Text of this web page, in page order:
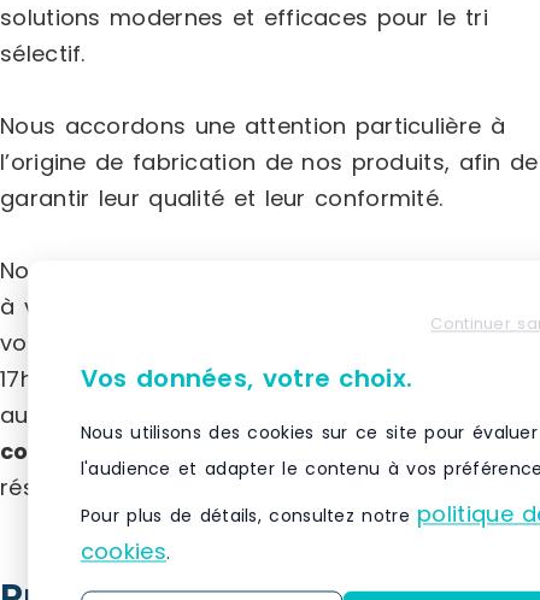
solutions modernes et efficaces pour le tri
sélectif.
Nous accordons une attention particulière à
l’origine de fabrication de nos produits, afin de
garantir leur qualité et leur conformité.
Nos conseillers sont disponibles pour répondre
à vos questions ou vous accompagner dans
vos projets, du lundi au vendredi, de 8h30 à
17h30. Vous pouvez nous joindre par téléphone
au
commercial@agenc-mag.com
, ou via nos
réseaux sociaux.
Continuer
Vos données, votre choix.
Nous utilisons des cookies sur ce site pour évaluer
l'audience et adapter le contenu à vos
Pour plus de détails, consultez notre politique
cookies.